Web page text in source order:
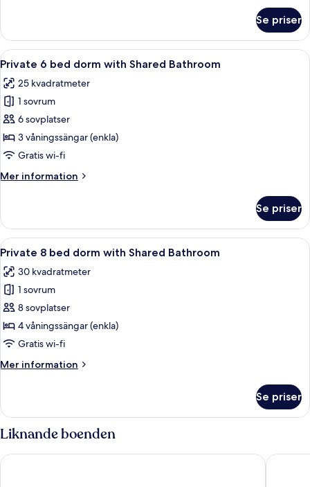
fyrbäddsrum
Se priser
Öppna
alla
foton
för
Private
6
bed
with
Ett studentrum med våningssängar,
3
Private 6 bed dorm with Shared Bathroom
25 kvadratmeter
1 sovrum
6 sovplatser
3 våningssängar (enkla)
Gratis wi-fi
Mer information
Mer
6
bed
dorm
Shared
Bathroom
Se priser
Öppna
alla
foton
för
Private
8
bed
with
Ett studentrum med våningssängar,
3
Private 8 bed dorm with Shared Bathroom
30 kvadratmeter
1 sovrum
8 sovplatser
4 våningssängar (enkla)
Gratis wi-fi
Mer information
Mer
8
bed
dorm
with
Shared
Se priser
Liknande boenden
a&o Edinburgh City - Hostel